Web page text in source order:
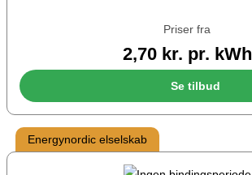
Priser fra
2,70 kr. pr. kWh
Se tilbud
Energynordic elselskab